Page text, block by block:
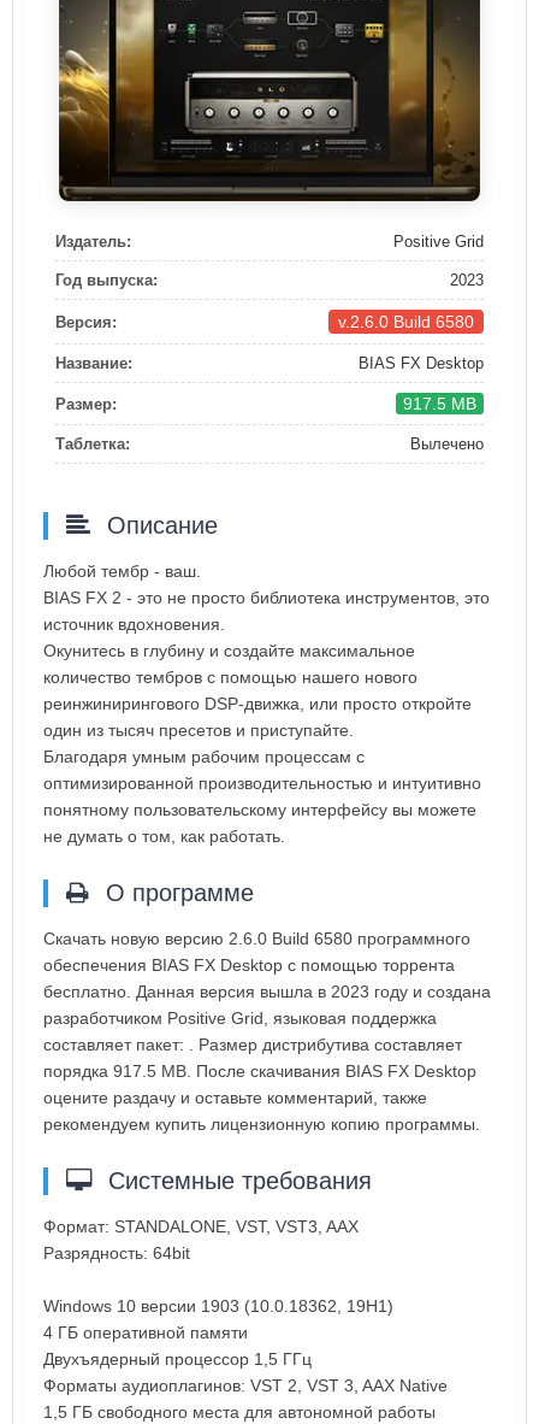
Издатель: Positive Grid
Год выпуска: 2023
Версия: v.2.6.0 Build 6580
Название: BIAS FX Desktop
Размер: 917.5 MB
Таблетка: Вылечено
Описание
Любой тембр - ваш.
BIAS FX 2 - это не просто библиотека инструментов, это
источник вдохновения.
Окунитесь в глубину и создайте максимальное
количество тембров с помощью нашего нового
реинжинирингового DSP-движка, или просто откройте
один из тысяч пресетов и приступайте.
Благодаря умным рабочим процессам с
оптимизированной производительностью и интуитивно
понятному пользовательскому интерфейсу вы можете
не думать о том, как работать.
О программе
Скачать новую версию 2.6.0 Build 6580 программного
обеспечения BIAS FX Desktop с помощью торрента
бесплатно. Данная версия вышла в 2023 году и создана
разработчиком Positive Grid, языковая поддержка
составляет пакет: . Размер дистрибутива составляет
порядка 917.5 MB. После скачивания BIAS FX Desktop
оцените раздачу и оставьте комментарий, также
рекомендуем купить лицензионную копию программы.
Системные требования
Формат: STANDALONE, VST, VST3, AAX
Разрядность: 64bit
Windows 10 версии 1903 (10.0.18362, 19H1)
4 ГБ оперативной памяти
Двухъядерный процессор 1,5 ГГц
Форматы аудиоплагинов: VST 2, VST 3, AAX Native
1,5 ГБ свободного места для автономной работы